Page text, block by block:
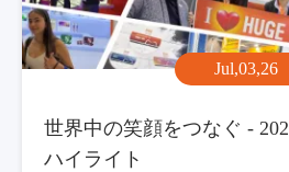
Jul,03,26
世界中の笑顔をつなぐ -
ハイライト